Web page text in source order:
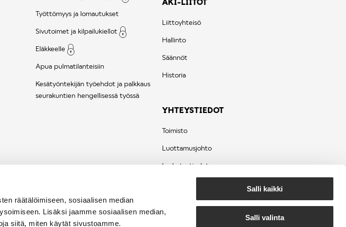
räätälöimiseen, sosiaalisen median
Lisäksi jaamme sosiaalisen median,
siitä, miten käytät sivustoamme.
Salli kaikki
Salli valinta
Työttömyys ja lomautukset
Sivutoimet ja kilpailukiellot
Eläkkeelle
Apua pulmatilanteisiin
Kesätyöntekijän työehdot ja palkkaus
seurakuntien hengellisessä työssä
Liittoyhteisö
Hallinto
Säännöt
Historia
YHTEYSTIEDOT
Toimisto
Luottamusjohto
Laskutustiedot